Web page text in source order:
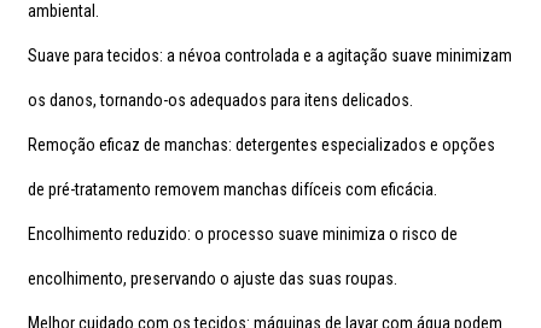
ambiental.
Suave para tecidos: a névoa controlada e a agitação suave minimizam
os danos, tornando-os adequados para itens delicados.
Remoção eficaz de manchas: detergentes especializados e opções
de pré-tratamento removem manchas difíceis com eficácia.
Encolhimento reduzido: o processo suave minimiza o risco de
encolhimento, preservando o ajuste das suas roupas.
Melhor cuidado com os tecidos: máquinas de lavar com água podem